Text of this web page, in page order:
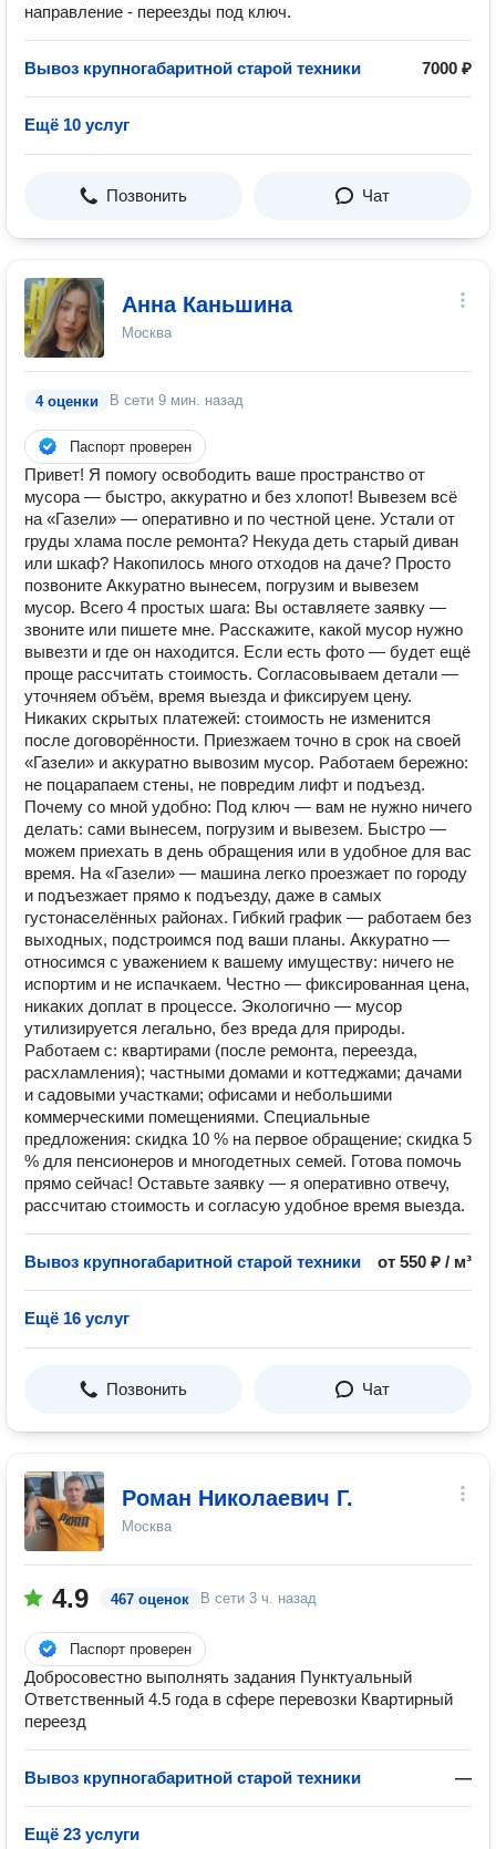
направление - переезды под ключ.
Вывоз крупногабаритной старой техники 7000 ₽
Ещё 10 услуг
Позвонить Чат
Анна Каньшина
Москва
4 оценки В сети 9 мин. назад
Паспорт проверен
Привет! Я помогу освободить ваше пространство от
мусора — быстро, аккуратно и без хлопот! Вывезем всё
на «Газели» — оперативно и по честной цене. Устали от
груды хлама после ремонта? Некуда деть старый диван
или шкаф? Накопилось много отходов на даче? Просто
позвоните Аккуратно вынесем, погрузим и вывезем
мусор. Всего 4 простых шага: Вы оставляете заявку —
звоните или пишете мне. Расскажите, какой мусор нужно
вывезти и где он находится. Если есть фото — будет ещё
проще рассчитать стоимость. Согласовываем детали —
уточняем объём, время выезда и фиксируем цену.
Никаких скрытых платежей: стоимость не изменится
после договорённости. Приезжаем точно в срок на своей
«Газели» и аккуратно вывозим мусор. Работаем бережно:
не поцарапаем стены, не повредим лифт и подъезд.
Почему со мной удобно: Под ключ — вам не нужно ничего
делать: сами вынесем, погрузим и вывезем. Быстро —
можем приехать в день обращения или в удобное для вас
время. На «Газели» — машина легко проезжает по городу
и подъезжает прямо к подъезду, даже в самых
густонаселённых районах. Гибкий график — работаем без
выходных, подстроимся под ваши планы. Аккуратно —
относимся с уважением к вашему имуществу: ничего не
испортим и не испачкаем. Честно — фиксированная цена,
никаких доплат в процессе. Экологично — мусор
утилизируется легально, без вреда для природы.
Работаем с: квартирами (после ремонта, переезда,
расхламления); частными домами и коттеджами; дачами
и садовыми участками; офисами и небольшими
коммерческими помещениями. Специальные
предложения: скидка 10 % на первое обращение; скидка 5
% для пенсионеров и многодетных семей. Готова помочь
прямо сейчас! Оставьте заявку — я оперативно отвечу,
рассчитаю стоимость и согласую удобное время выезда.
Вывоз крупногабаритной старой техники от 550 ₽ / м³
Ещё 16 услуг
Позвонить Чат
Роман Николаевич Г.
Москва
4.9 467 оценок В сети 3 ч. назад
Паспорт проверен
Добросовестно выполнять задания Пунктуальный
Ответственный 4.5 года в сфере перевозки Квартирный
переезд
Вывоз крупногабаритной старой техники —
Ещё 23 услуги